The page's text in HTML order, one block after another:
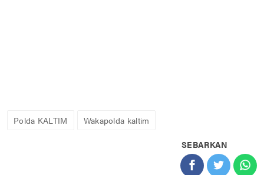
Polda KALTIM Wakapolda kaltim
SEBARKAN